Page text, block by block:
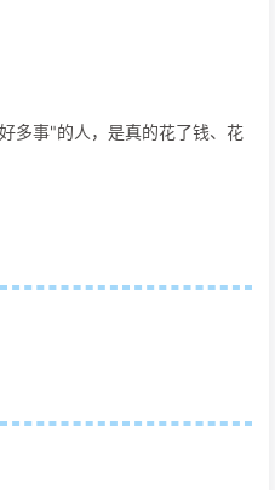
多事"的人，是真的花了钱、花